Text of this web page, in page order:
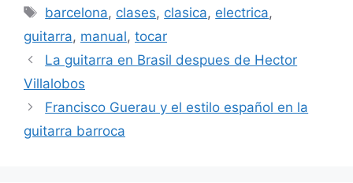
Etiquetas
barcelona, clases, clasica, electrica,
guitarra, manual, tocar
La guitarra en Brasil despues de Hector
Villalobos
Francisco Guerau y el estilo español en la
guitarra barroca